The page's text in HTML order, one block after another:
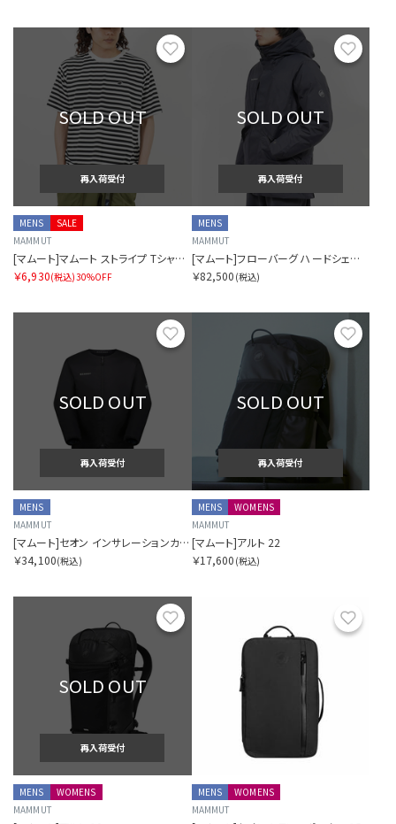
お気に入り
SOLD OUT
再入荷受付
SALE
MENS
MAMMUT
[マムート]マムート ストライプ Tシャツ アジアンフィット
￥6,930(税込)30%OFF
SOLD OUT
再入荷受付
MENS
MAMMUT
[マムート]フローバーグ ハードシェル サーモ フーデッド コート アジアンフィット
￥82,500 (税込)
お気に入り
SOLD OUT
再入荷受付
MENS
MAMMUT
[マムート]セオン インサレーションカーディガン アジアンフィット
￥34,100(税込)
SOLD OUT
再入荷受付
MENS
WOMENS
MAMMUT
[マムート]アルト 22
￥17,600 (税込)
お気に入り
SOLD OUT
再入荷受付
MENS
WOMENS
MAMMUT
MENS
WOMENS
MAMMUT